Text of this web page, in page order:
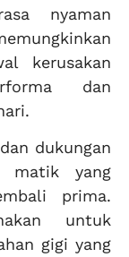
nyaman
kerusakan
dan
dukungan
matik yang
prima.
untuk
gigi yang